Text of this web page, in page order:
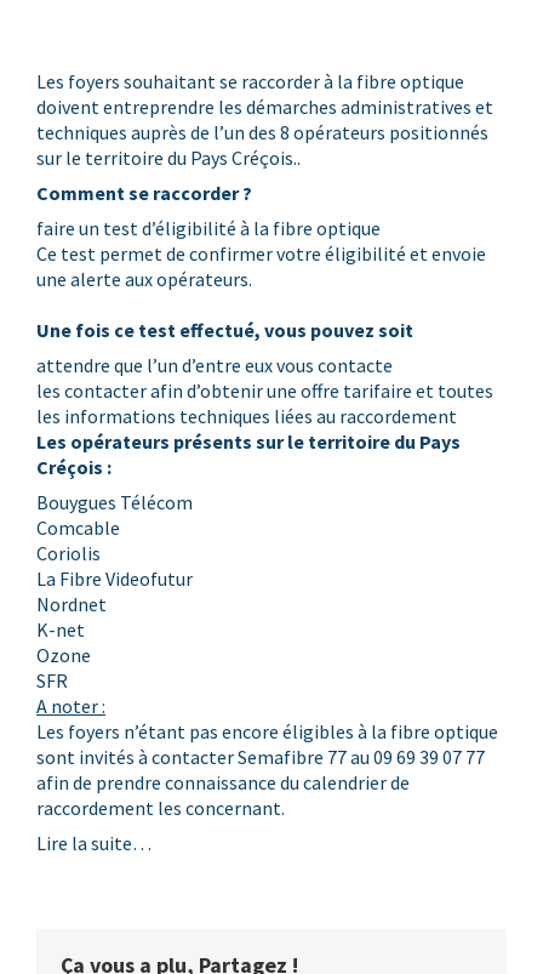
Les foyers souhaitant se raccorder à la fibre optique
doivent entreprendre les démarches administratives et
techniques auprès de l’un des 8 opérateurs positionnés
sur le territoire du Pays Créçois..
Comment se raccorder ?
faire un test d’éligibilité à la fibre optique
Ce test permet de confirmer votre éligibilité et envoie
une alerte aux opérateurs.
Une fois ce test effectué, vous pouvez soit
attendre que l’un d’entre eux vous contacte
les contacter afin d’obtenir une offre tarifaire et toutes
les informations techniques liées au raccordement
Les opérateurs présents sur le territoire du Pays
Créçois :
Bouygues Télécom
Comcable
Coriolis
La Fibre Videofutur
Nordnet
K-net
Ozone
SFR
A noter :
Les foyers n’étant pas encore éligibles à la fibre optique
sont invités à contacterSemafibre 77au 09 69 39 07 77
afin de prendre connaissance du calendrier de
raccordement les concernant.
Lire la suite…
Ça vous a plu, Partagez !